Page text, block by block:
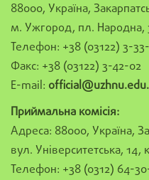
88000, Україна,
м. Ужгород, пл. Народна,
Телефон: +38 (03122) 3-
Факс: +38 (03122) 3-42-02
E-mail:
Приймальна комісія:
Адреса: 88000, Україна,
вул. Університетська, 14,
Телефон: +38 (0312) 64-